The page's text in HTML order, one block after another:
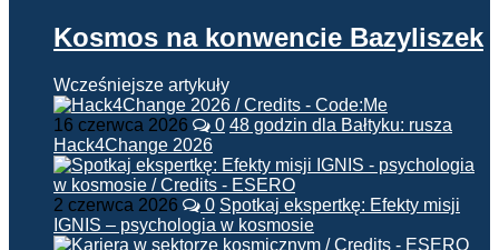
Kosmos na konwencie Bazyliszek
Wcześniejsze artykuły
16 czerwca 2026 0 48 godzin dla Bałtyku: rusza
Hack4Change 2026
2 czerwca 2026 0 Spotkaj ekspertkę: Efekty misji
IGNIS – psychologia w kosmosie